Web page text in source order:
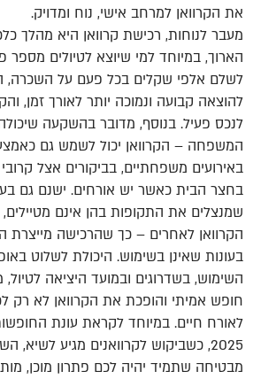
את הקרוואן למרחב אישי, נוח ומדויק.
מעבר לנוחות, רכישת קרוואן היא מהלך
הארוך, במיוחד למי שיוצא לטיולים
לשלם אלפי שקלים בכל פעם על השכרה,
להוצאה קבועה ונמוכה יותר לאורך זמן,
לנכס פעיל. בנוסף, מדובר בהשקעה
המשפחה – הקרוואן יכול לשמש גם
באירועים משפחתיים, בביקורים אצל
בחצר הבית כאשר יש אורחים. ישנם גם
שמנצלים את התקופות בהן אינם
הקרוואן לאחרים – כך שהרכישה מייצרת
בעונות שאינן בשימוש. היכולת לשלוט
השימוש, בשדרוגים ובמועד היציאה
חופש אמיתי והופכת את הקרוואן לא רק
לאורח חיים. במיוחד לקראת עונת
2025, כשביקוש לקרוואנים מגיע לשיא,
מבטיחה שתמיד יהיה לכם פתרון מוכן,